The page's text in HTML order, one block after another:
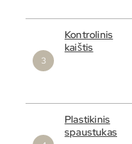
Kontrolinis
kaištis
Plastikinis
spaustukas